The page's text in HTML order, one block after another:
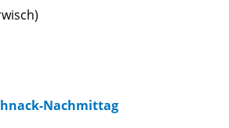
Nachmittag